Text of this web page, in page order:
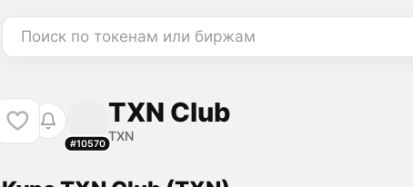
Поиск по токенам или биржам
#10570
TXN Club
TXN